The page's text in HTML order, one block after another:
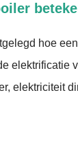
hoe
elektrificatie
elektriciteit